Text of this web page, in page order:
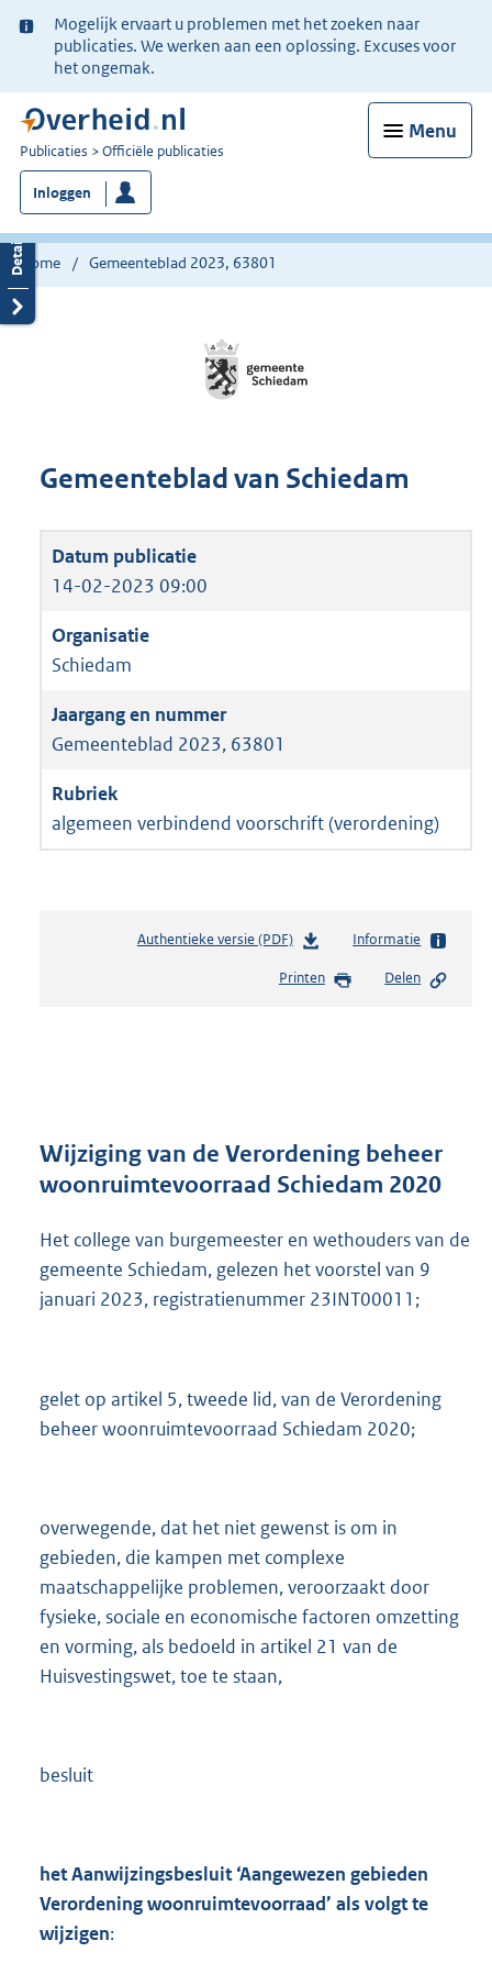
Ter
informatie:
Mogelijk ervaart u problemen met het zoeken naar
publicaties. We werken aan een oplossing. Excuses voor
het ongemak.
Menu
U
bent
nu
hier:
Publicaties Officiële publicaties
Inloggen
Home Gemeenteblad 2023, 63801
Gemeenteblad van Schiedam
14-02-2023 09:00
Schiedam
Gemeenteblad 2023, 63801
algemeen verbindend voorschrift (verordening)
Authentieke versie (PDF)b
s
r
o
t
e
7
b
Informatie
Printen Delen
Wijziging van de Verordening beheer
woonruimtevoorraad Schiedam 2020
Het college van burgemeester en wethouders van de
gemeente Schiedam, gelezen het voorstel van 9
januari 2023, registratienummer 23INT00011;
gelet op artikel 5, tweede lid, van de Verordening
beheer woonruimtevoorraad Schiedam 2020;
overwegende, dat het niet gewenst is om in
gebieden, die kampen met complexe
maatschappelijke problemen, veroorzaakt door
fysieke, sociale en economische factoren omzetting
en vorming, als bedoeld in artikel 21 van de
Huisvestingswet, toe te staan,
besluit
het Aanwijzingsbesluit ‘Aangewezen gebieden
Verordening woonruimtevoorraad’ als volgt te
wijzigen: